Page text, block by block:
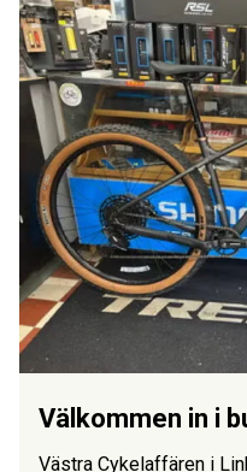
Välkommen in i
Västra Cykelaffären i